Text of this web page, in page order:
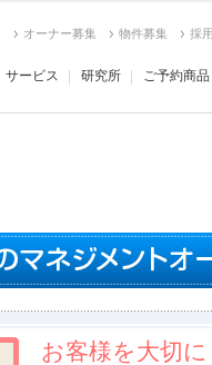
オーナー募集 物件募集 採
サービス 研究所 ご予約商品
お客様を大切